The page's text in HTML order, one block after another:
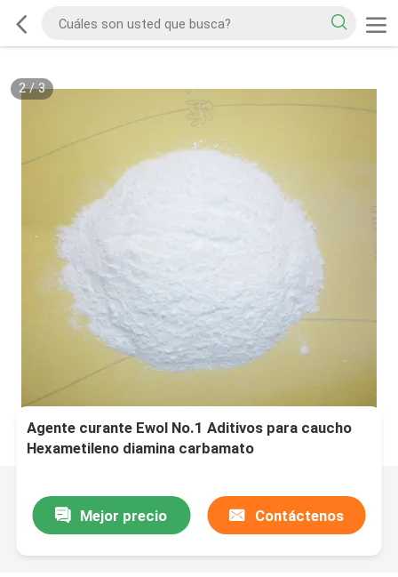
2/3
Agente curante Ewol No.1 Aditivos para caucho
Hexametileno diamina carbamato
Mejor precio Contáctenos